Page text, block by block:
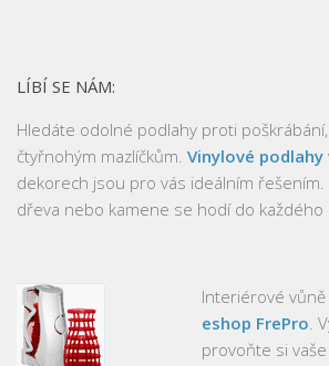
LÍBÍ SE NÁM:
Hledáte odolné podlahy proti
čtyřnohým mazlíčkům. Vinylové podlahy
dekorech jsou pro vás ideálním řešením.
dřeva nebo kamene se hodí do každého
Interiérové
eshop FrePro .
provoňte si